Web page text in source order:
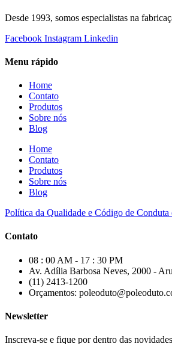
Desde 1993, somos especialistas na
Facebook Instagram Linkedin
Menu rápido
Home
Contato
Produtos
Sobre nós
Blog
Home
Contato
Produtos
Sobre nós
Blog
Política da Qualidade e Código de Conduta
Contato
08 : 00 AM - 17 : 30 PM
Av. Adília Barbosa Neves, 2000 -
(11) 2413-1200
Orçamentos:
Newsletter
Inscreva-se e fique por dentro das